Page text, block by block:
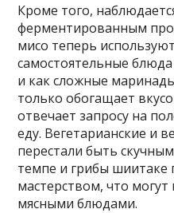
Кроме того,
ферментированным
мисо теперь
самостоятельные
и как сложные
только обогащает
отвечает запросу на
еду. Вегетарианские и
перестали быть
темпе и грибы шиитаке
мастерством, что
мясными блюдами.